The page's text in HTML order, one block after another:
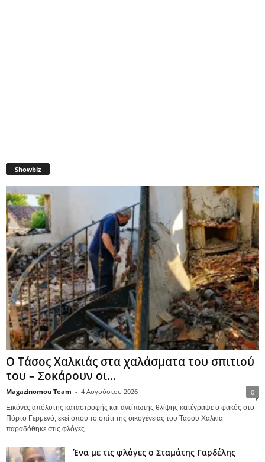
Showbiz
Ο Τάσος Χαλκιάς στα χαλάσματα του σπιτιού
του – Σοκάρουν οι...
Magazinomou Team - 4 Αυγούστου 2026 0
Εικόνες απόλυτης καταστροφής και ανείπωτης θλίψης κατέγραψε ο φακός στο
Πόρτο Γερμενό, εκεί όπου το σπίτι της οικογένειας του Τάσου Χαλκιά
παραδόθηκε στις φλόγες.
Ένα με τις φλόγες ο Σταμάτης Γαρδέλης